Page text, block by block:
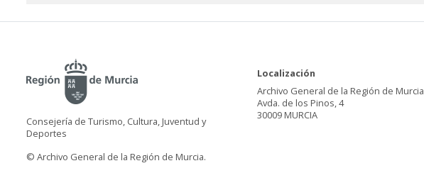
Consejería de Turismo, Cultura, Juventud y
Deportes
© Archivo General de la Región de Murcia.
Localización
Archivo General de la Región de Murcia
Avda. de los Pinos, 4
30009 MURCIA